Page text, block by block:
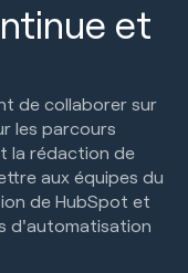
et
de collaborer sur
les parcours
la rédaction de
aux équipes du
de HubSpot et
d'automatisation